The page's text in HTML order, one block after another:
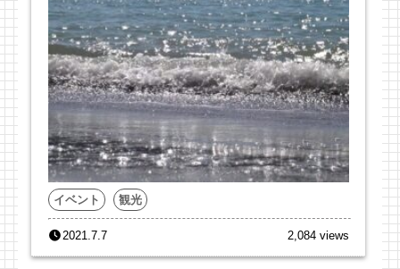
イベント 観光
2021.7.7 2,084 views